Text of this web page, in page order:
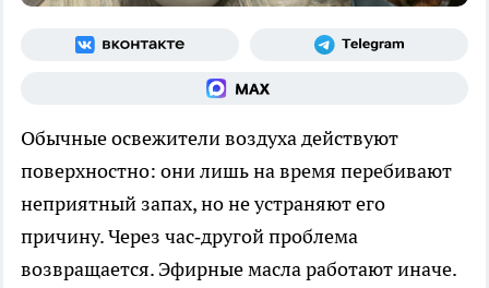
Обычные освежители воздуха действуют
поверхностно: они лишь на время перебивают
неприятный запах, но не устраняют его
причину. Через час‑другой проблема
возвращается. Эфирные масла работают иначе.